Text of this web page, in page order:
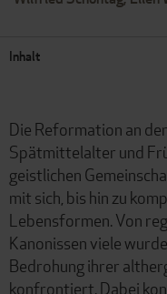
Inhalt
Die Reformation an
Spätmittelalter und
geistlichen
mit sich, bis hin zu
Lebensformen. Von
Kanonissen viele
Bedrohung ihrer
konfrontiert. Dabei